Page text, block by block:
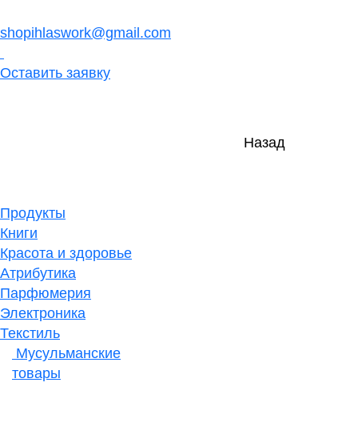
shopihlaswork@gmail.com
Оставить заявку
Назад
Продукты
Книги
Красота и здоровье
Атрибутика
Парфюмерия
Электроника
Текстиль
Мусульманские
товары